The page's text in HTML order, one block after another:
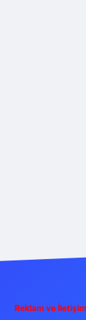
Reklam ve